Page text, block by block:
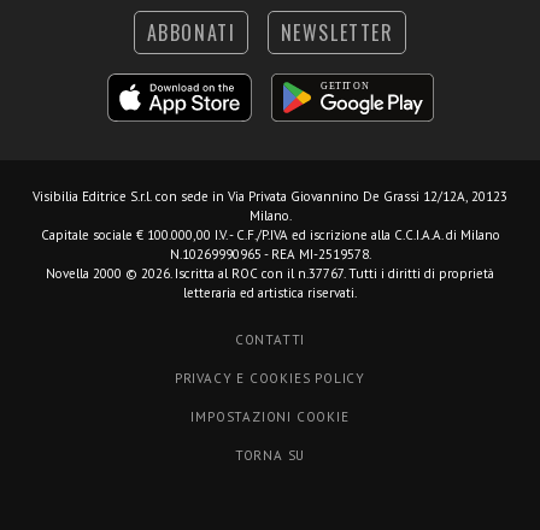
ABBONATI NEWSLETTER
Visibilia Editrice S.r.l. con sede in Via Privata Giovannino De Grassi 12/12A, 20123
Milano.
Capitale sociale € 100.000,00 I.V. - C.F./P.IVA ed iscrizione alla C.C.I.A.A. di Milano
N.10269990965 - REA MI-2519578.
Novella 2000 © 2026. Iscritta al ROC con il n.37767. Tutti i diritti di proprietà
letteraria ed artistica riservati.
CONTATTI
PRIVACY E COOKIES POLICY
IMPOSTAZIONI COOKIE
TORNA SU